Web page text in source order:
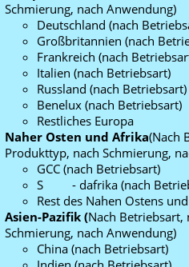
Schmierung, nach Anwendung)
Deutschland (nach
Großbritannien (nach
Frankreich (nach
Italien (nach Betriebsart)
Russland (nach Betriebsart)
Benelux (nach Betriebsart)
Restliches Europa
Naher Osten und Afrika(Nach
Produkttyp, nach Schmierung,
GCC (nach Betriebsart)
S - dafrika (nach
Rest des Nahen Ostens
Asien-Pazifik (Nach
Schmierung, nach Anwendung)
China (nach Betriebsart)